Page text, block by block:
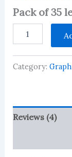
Pack of 35
Design
Category:
Reviews (4)